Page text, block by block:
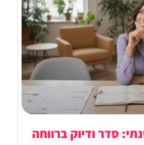
סדר ודיוק ברווחה